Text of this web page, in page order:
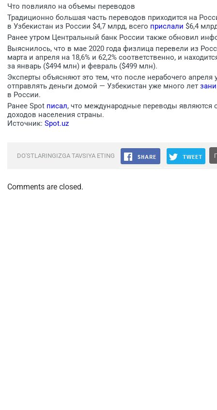
Что повлияло на объемы переводов
Традиционно большая часть переводов приходится на
в Узбекистан из России $4,7 млрд, всего прислали $6,4
Ранее утром Центральный банк России также обновил
Выяснилось, что в мае 2020 года физлица перевели из
марта и апреля на 18,6% и 62,2% соответственно, и
за январь ($494 млн) и февраль ($499 млн).
Эксперты объясняют это тем, что после нерабочего
отправлять деньги домой — Узбекистан уже много лет
в России.
Ранее Spot писал, что международные переводы
доходов населения страны.
Источник: Spot.uz
DO'STLARINGIZGA TAVSIYA ETING
Comments are closed.